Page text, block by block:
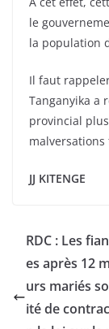
le
la population
Il faut
Tanganyika a
provincial
malversations
JJ KITENGE
RDC : Les
es après 12
urs mariés
ité de